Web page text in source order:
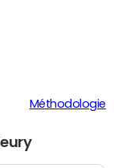
Méthodologie